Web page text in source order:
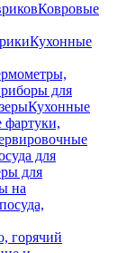
Ковровые
Кухонные
для
Кухонные
для
для
на
горячий